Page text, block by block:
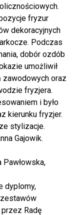
fryzur
dekoracyjnych
Podczas
dobór ozdób
umożliwił
oraz
fryzjera.
i było
kierunku fryzjer.
stylizacje.
Gajowik.
dyplomy,
Radę